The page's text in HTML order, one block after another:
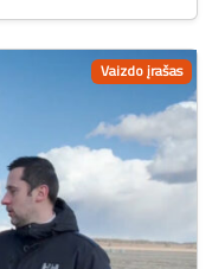
Vaizdo įrašas